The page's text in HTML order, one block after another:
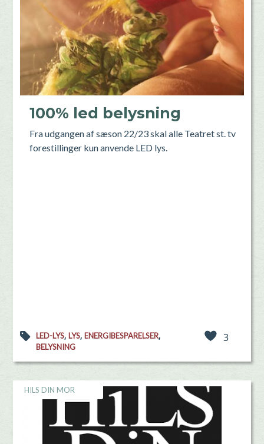
100% led belysning
Fra udgangen af sæson 22/23 skal alle Teatret st. tv
forestillinger kun anvende LED lys.
LED-LYS, LYS, ENERGIBESPARELSER,
BELYSNING
3
HILS DIN MOR